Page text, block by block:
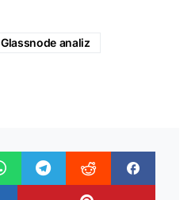
Glassnode analiz